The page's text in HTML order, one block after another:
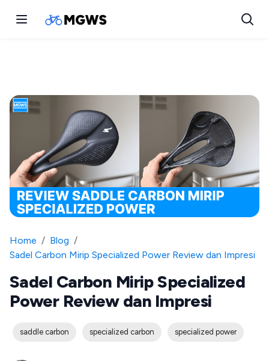
Home / Blog /
Sadel Carbon Mirip Specialized Power Review dan Impresi
Sadel Carbon Mirip Specialized
Power Review dan Impresi
saddle carbon specialized carbon specialized power